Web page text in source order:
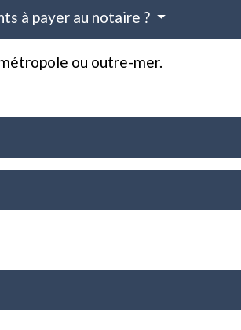
à payer au notaire ?
ou outre-mer.